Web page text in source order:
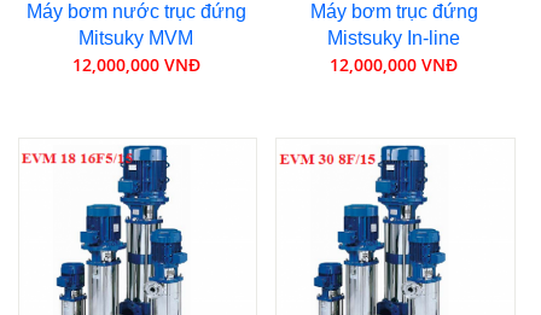
Máy bơm nước trục đứng
Mitsuky MVM
12,000,000 VNĐ
Máy bơm trục đứng
Mistsuky In-line
12,000,000 VNĐ